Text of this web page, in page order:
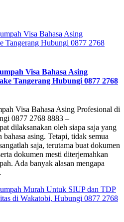
Visa Bahasa Asing
Tangerang Hubungi 0877 2768
Visa Bahasa Asing Profesional di
0877 2768 8883 –
dilaksanakan oleh siapa saja yang
asing. Tetapi, tidak semua
saja, terutama buat dokumen
dokumen mesti diterjemahkan
Ada banyak alasan mengapa